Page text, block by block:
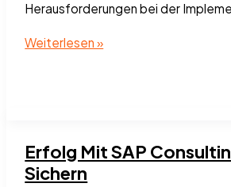
Herausforderungen bei der
SAP
Eine
Erfolgreiche
Weiterlesen »
Erfolg Mit SAP
Sichern